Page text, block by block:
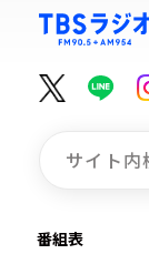
番組表